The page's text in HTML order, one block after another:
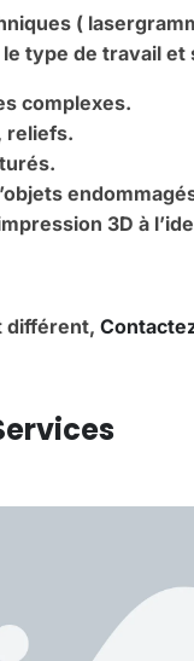
(
type de travail et
complexes.
reliefs.
3D à
différent,